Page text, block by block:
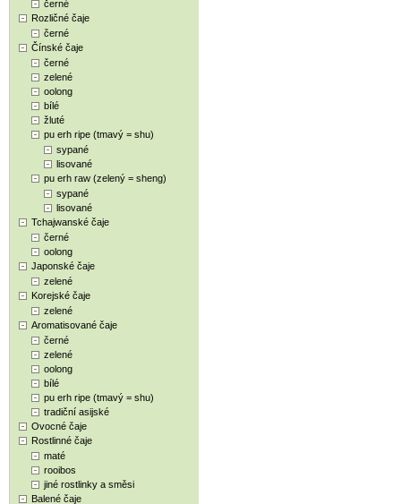
černé
Rozličné čaje
černé
Čínské čaje
černé
zelené
oolong
bílé
žluté
pu erh ripe (tmavý = shu)
sypané
lisované
pu erh raw (zelený = sheng)
sypané
lisované
Tchajwanské čaje
černé
oolong
Japonské čaje
zelené
Korejské čaje
zelené
Aromatisované čaje
černé
zelené
oolong
bílé
pu erh ripe (tmavý = shu)
tradiční asijské
Ovocné čaje
Rostlinné čaje
maté
rooibos
jiné rostlinky a směsi
Balené čaje